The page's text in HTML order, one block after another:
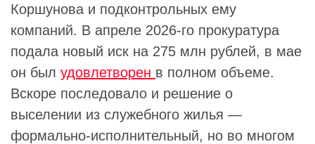
Коршунова и подконтрольных ему
компаний. В апреле 2026-го прокуратура
подала новый иск на 275 млн рублей, в мае
он был удовлетворен в полном объеме.
Вскоре последовало и решение о
выселении из служебного жилья —
формально-исполнительный, но во многом